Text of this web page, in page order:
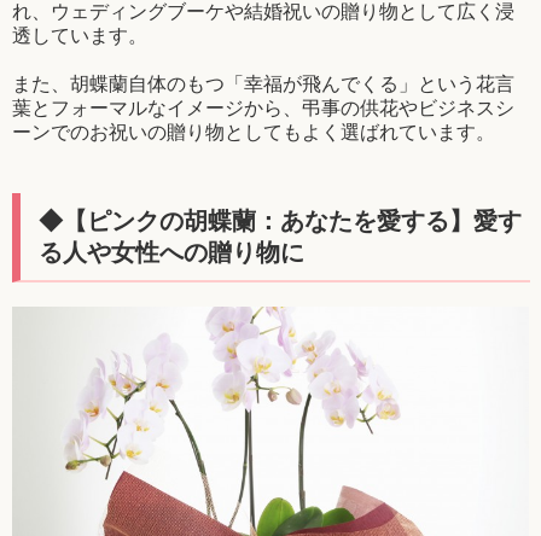
れ、ウェディングブーケや結婚祝いの贈り物として広く浸
透しています。
また、胡蝶蘭自体のもつ「幸福が飛んでくる」という花言
葉とフォーマルなイメージから、弔事の供花やビジネスシ
ーンでのお祝いの贈り物としてもよく選ばれています。
◆【ピンクの胡蝶蘭：あなたを愛する】愛す
る人や女性への贈り物に